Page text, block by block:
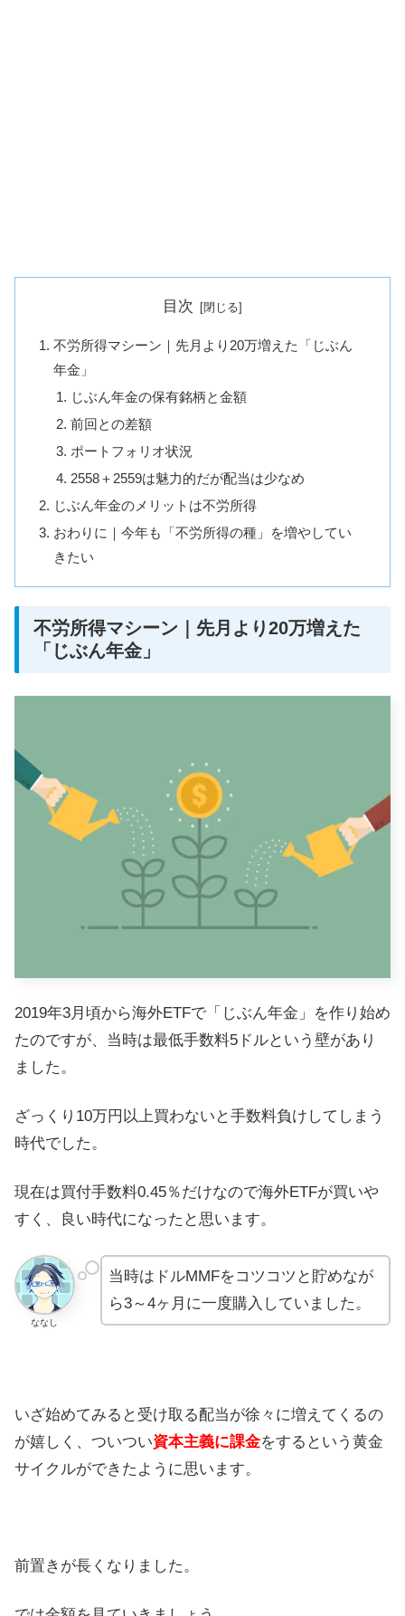
目次
不労所得マシーン｜先月より20万増えた「じぶん
年金」
じぶん年金の保有銘柄と金額
前回との差額
ポートフォリオ状況
2558＋2559は魅力的だが配当は少なめ
じぶん年金のメリットは不労所得
おわりに｜今年も「不労所得の種」を増やしてい
きたい
不労所得マシーン｜先月より20万増えた
「じぶん年金」
2019年3月頃から海外ETFで「じぶん年金」を作り始め
たのですが、当時は最低手数料5ドルという壁があり
ました。
ざっくり10万円以上買わないと手数料負けしてしまう
時代でした。
現在は買付手数料0.45％だけなので海外ETFが買いや
すく、良い時代になったと思います。
ななし
当時はドルMMFをコツコツと貯めなが
ら3～4ヶ月に一度購入していました。
いざ始めてみると受け取る配当が徐々に増えてくるの
が嬉しく、ついつい資本主義に課金をするという黄金
サイクルができたように思います。
前置きが長くなりました。